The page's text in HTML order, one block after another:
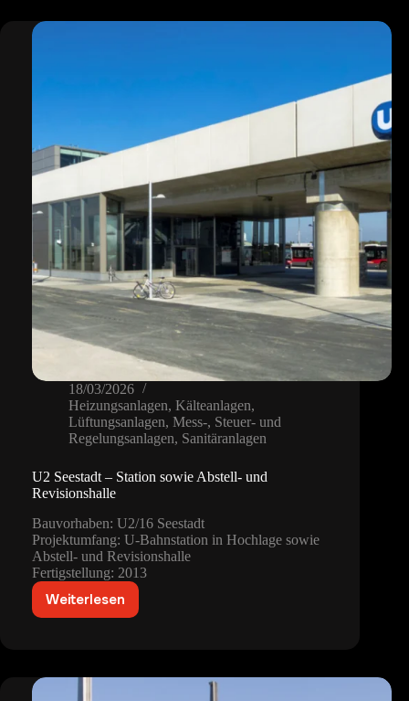
Schwechat
18/03/2026
Heizungsanlagen, Kälteanlagen,
Lüftungsanlagen, Mess-, Steuer- und
Regelungsanlagen, Sanitäranlagen
U2 Seestadt – Station sowie Abstell- und
Revisionshalle
Bauvorhaben: U2/16 Seestadt
Projektumfang: U-Bahnstation in Hochlage sowie
Abstell- und Revisionshalle
Fertigstellung: 2013
Weiterlesen
U2
sowie